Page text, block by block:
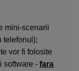
mini-scenarii
telefonul);
vor fi folosite
software - fara